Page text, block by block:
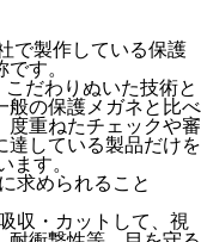
で製作している保護
す。
だわりぬいた技術と
般の保護メガネと比べ
度重ねたチェックや審
達している製品だけを
ます。
求められること
収・カットして、視